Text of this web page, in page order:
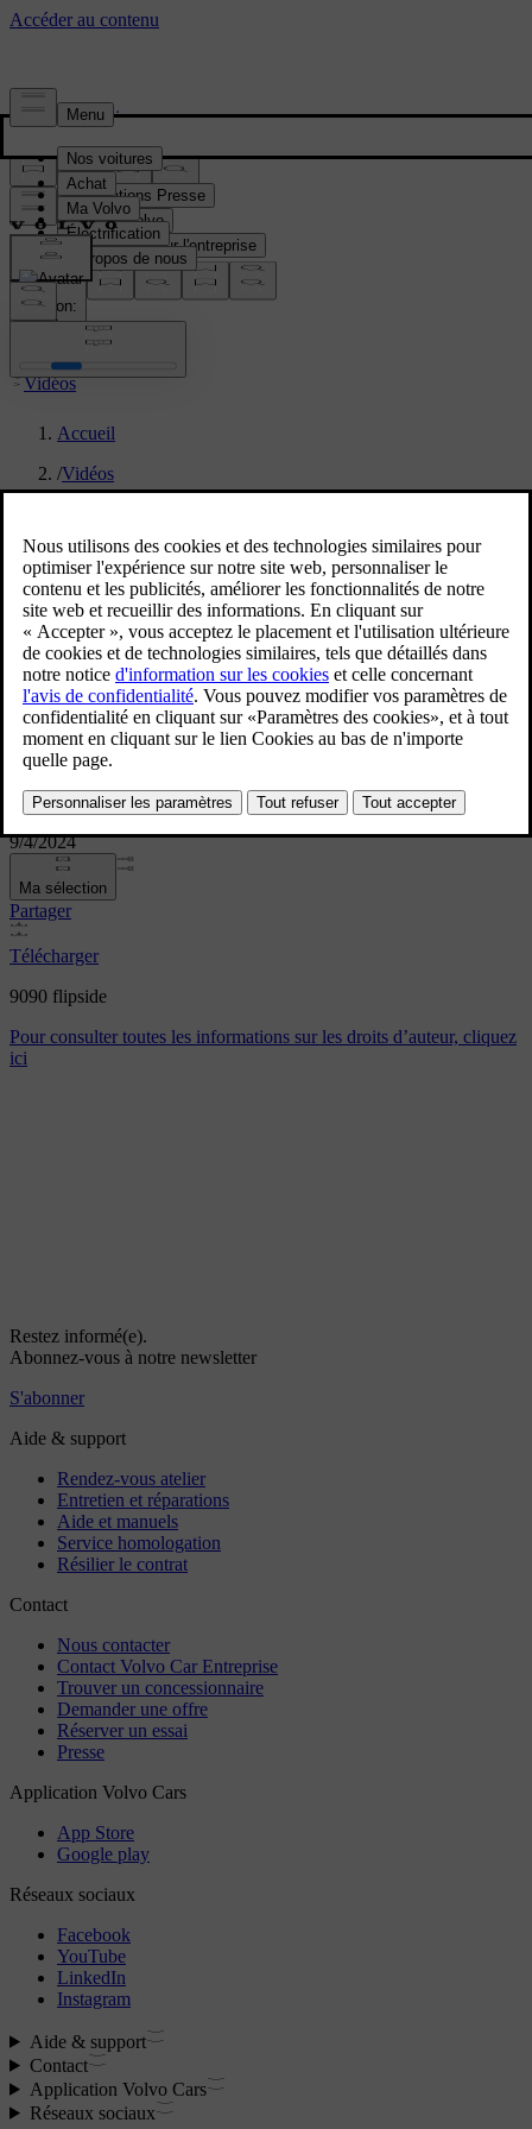
Presse & Médias
Informations Presse
Gamme Volvo
Informations sur l'entreprise
Contacts médias
location:
FR
Vidéos
Accueil
/Vidéos
9090 flipside
9/4/2024
Ma sélection
Partager
Télécharger
9090 flipside
Pour consulter toutes les informations sur les droits d’auteur, cliquez
ici